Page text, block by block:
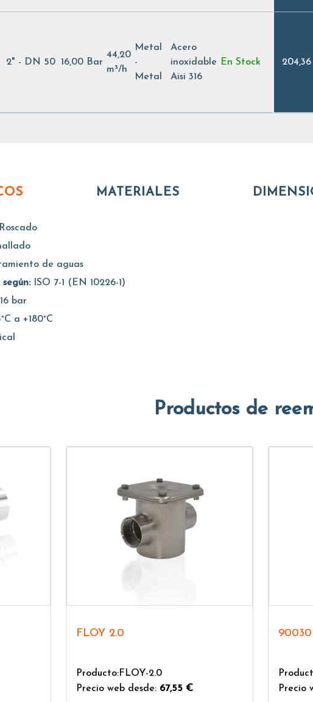
2" - DN 50 16,00 Bar
44,20
m³/h
Metal
-
Metal
Acero
inoxidable
Aisi 316
En Stock
MATERIALES
Roscado
de aguas
ISO 7-1 (EN 10226-1)
bar
a +180°C
Productos de
FLOY 2.0
Producto:FLOY-2.0
Precio web desde: 67,55 €
90030
Precio